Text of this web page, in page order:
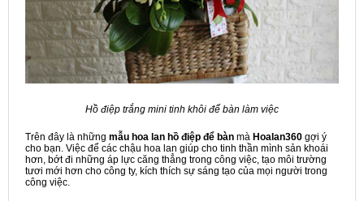
Hồ điệp trắng mini tinh khôi để bàn làm việc
Trên đây là những mẫu hoa lan hồ điệp để bàn mà Hoalan360 gợi ý
cho bạn. Việc để các chậu hoa lan giúp cho tinh thần mình sản khoái
hơn, bớt đi những áp lực căng thẳng trong công việc, tạo môi trường
tươi mới hơn cho công ty, kích thích sự sáng tạo của mọi người trong
công việc.